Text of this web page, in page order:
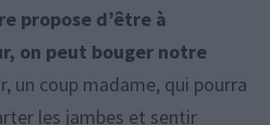
propose d’être à
on peut bouger notre
un coup madame, qui pourra
les jambes et sentir